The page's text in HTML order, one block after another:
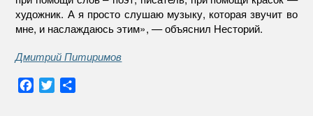
художник. А я просто слушаю музыку, которая звучит во
мне, и наслаждаюсь этим», — объяснил Несторий.
Дмитрий Питиримов
F
T